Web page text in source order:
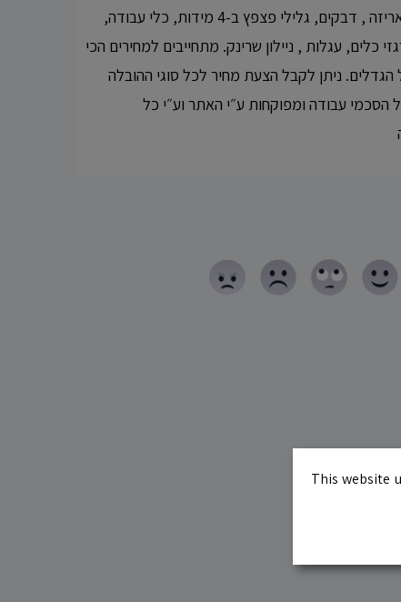
ראשונית לבית: קרטונים, נייר אריזה , דבקים, גלילי פצפץ ב-4 מידות, כלי עבודה,
כלים, עגלות , ניילון שרינק. מתחייבים למחירים הכי
ניתן לקבל הצעת מחיר לכל סוגי ההובלה
על הסכמי עבודה ומפוקחות ע״י האתר וע״י כל
This website